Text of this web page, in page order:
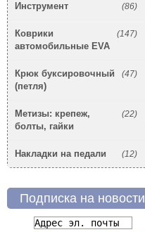
(86)
Инструмент
(147)
Коврики
автомобильные EVA
(47)
Крюк буксировочный
(петля)
(22)
Метизы: крепеж,
болты, гайки
(12)
Накладки на педали
Подписка на новости